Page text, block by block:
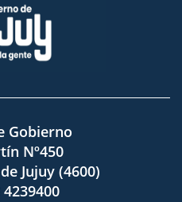
Gobierno
Nº450
Jujuy (4600)